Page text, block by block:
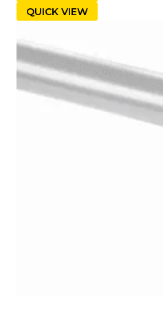
QUICK VIEW